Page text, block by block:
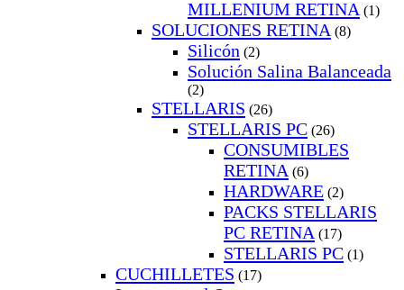
MILLENIUM RETINA (1)
SOLUCIONES RETINA (8)
Silicón (2)
Solución Salina Balanceada
(2)
STELLARIS (26)
STELLARIS PC (26)
CONSUMIBLES
RETINA (6)
HARDWARE (2)
PACKS STELLARIS
PC RETINA (17)
STELLARIS PC (1)
CUCHILLETES (17)